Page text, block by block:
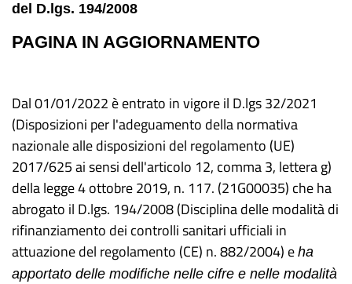
del D.lgs. 194/2008
PAGINA IN AGGIORNAMENTO
Dal 01/01/2022 è entrato in vigore il D.lgs 32/2021
(Disposizioni per l'adeguamento della normativa
nazionale alle disposizioni del regolamento (UE)
2017/625 ai sensi dell'articolo 12, comma 3, lettera g)
della legge 4 ottobre 2019, n. 117. (21G00035) che ha
abrogato il D.lgs. 194/2008 (Disciplina delle modalità di
rifinanziamento dei controlli sanitari ufficiali in
attuazione del regolamento (CE) n. 882/2004) e ha
apportato delle modifiche nelle cifre e nelle modalità